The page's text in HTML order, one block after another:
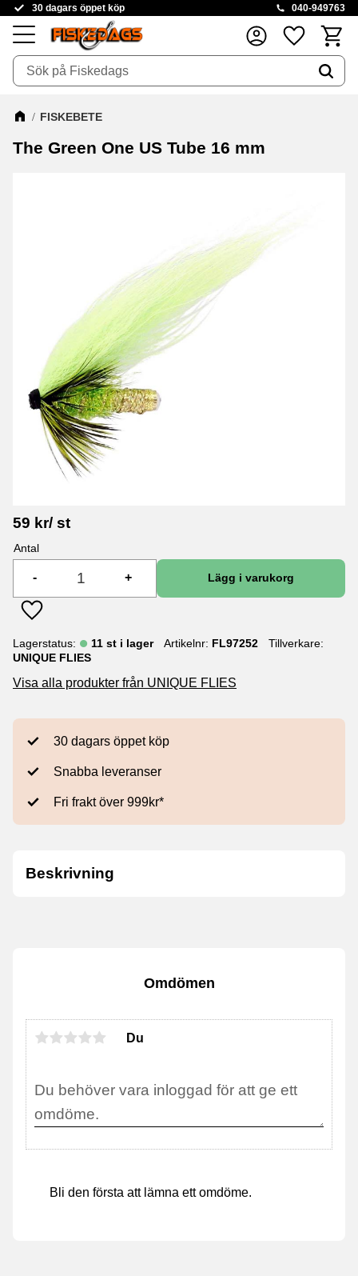
Meny
30 dagars öppet köp 040-949763
Favoriter
FISKEBETE
The Green One US Tube 16 mm
59 kr/ st
Antal
+
-
Lägg till i favoriter
Lagerstatus 11 st i lager Artikelnr FL97252
Tillverkare
UNIQUE FLIES
Visa alla produkter från UNIQUE FLIES
30 dagars öppet köp
Snabba leveranser
Fri frakt över 999kr*
Beskrivning
Omdömen
Du
Bli den första att lämna ett omdöme.